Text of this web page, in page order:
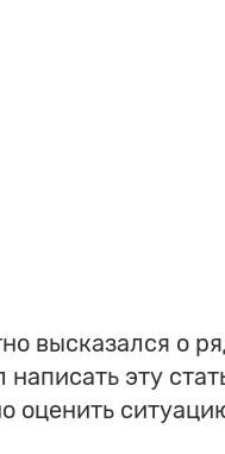
высказался о
эту
оценить